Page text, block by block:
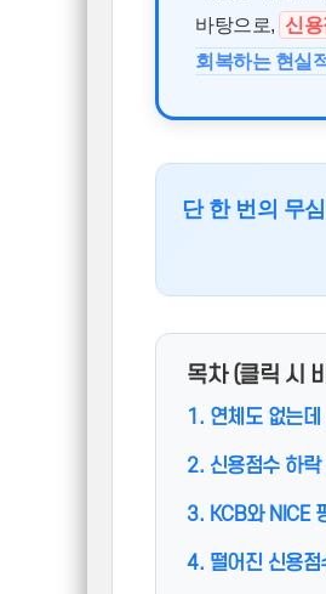
바탕으로, 신
회복하는 현실
단 한 번의 무
목차 (클릭 시
1. 연체도 없는
2. 신용점수 하
3. KCB와 NICE
4. 떨어진 신용점